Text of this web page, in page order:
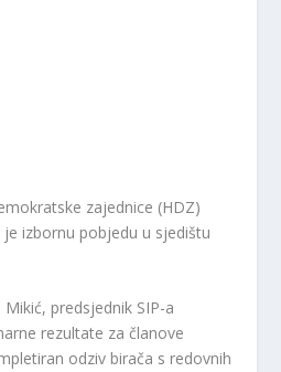
zajednice (HDZ)
izbornu pobjedu u sjedištu
predsjednik SIP-a
rezultate za članove
odziv birača s redovnih